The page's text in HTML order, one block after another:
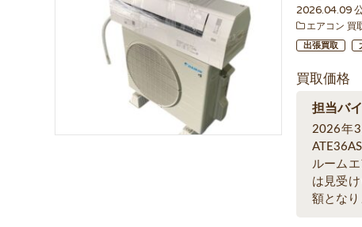
2026.04.09
エアコン 買
出張買取
買取価格
担当バ
2026年
ルーム
は見受
額となり